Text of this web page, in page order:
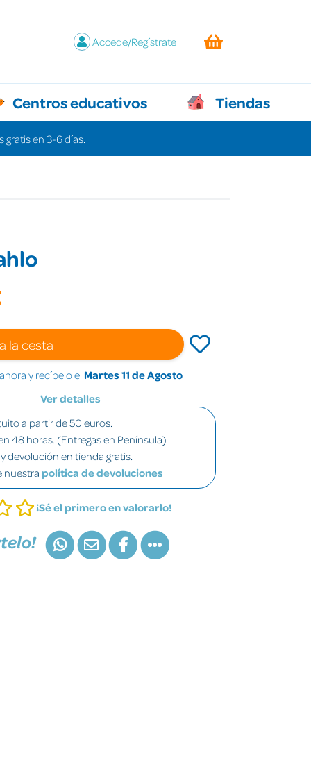
Accede/Regístrate
Centros educativos Tiendas
gratis en 3-6 días.
la cesta
y recíbelo el Martes 11 de Agosto
Ver detalles
a partir de 50 euros.
48 horas. (Entregas en Península)
devolución en tienda gratis.
nuestra política de devoluciones
¡Sé el primero en valorarlo!